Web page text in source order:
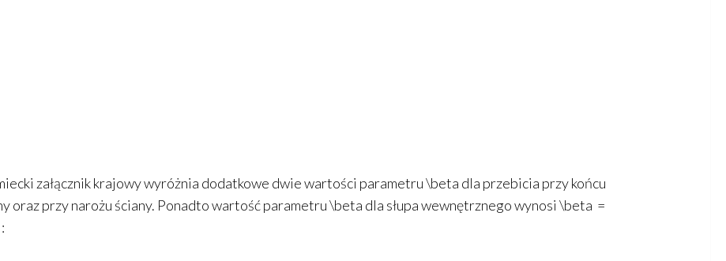
załącznik krajowy wyróżnia dodatkowe dwie wartości parametru\beta dla przebicia przy końcu
oraz przy narożu ściany. Ponadto wartość parametru\beta dla słupa wewnętrznego wynosi \beta =
: